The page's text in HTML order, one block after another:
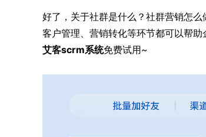
好了，关于社群是什么？社群营销怎
客户管理、营销转化等环节都可以帮
艾客scrm系统免费试用~